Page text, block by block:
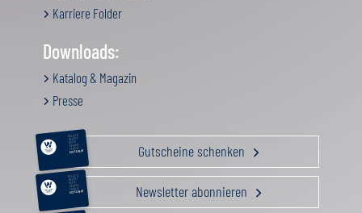
Karriere Folder
Downloads:
Katalog & Magazin
Presse
RELAX &
BEAUTY
AKTIV
GENUSS
FAMILIE
GUTSCHEIN Gutscheine schenken
RELAX &
BEAUTY
AKTIV
GENUSS
FAMILIE
GUTSCHEIN Newsletter abonnieren